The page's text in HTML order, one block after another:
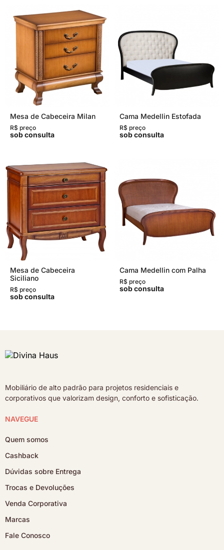
Mesa de Cabeceira Milan
R$ preço
sob consulta
Cama Medellin Estofada
R$ preço
sob consulta
Mesa de Cabeceira
Siciliano
R$ preço
sob consulta
Cama Medellin com Palha
R$ preço
sob consulta
Mobiliário de alto padrão para projetos residenciais e
corporativos que valorizam design, conforto e sofisticação.
NAVEGUE
Quem somos
Cashback
Dúvidas sobre Entrega
Trocas e Devoluções
Venda Corporativa
Marcas
Fale Conosco